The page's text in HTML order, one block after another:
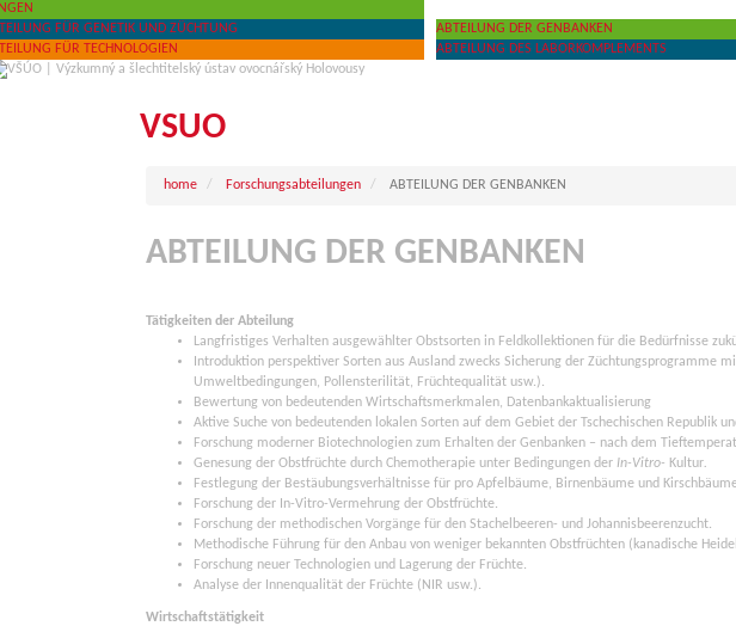
FÜR GENETIK UND ZÜCHTUNG ABTEILUNG DER GENBANKEN
FÜR TECHNOLOGIEN
ABTEILUNG DES LABORKOMPLEMENTS
VSUO
home Forschungsabteilungen ABTEILUNG DER GENBANKEN
ABTEILUNG DER GENBANKEN
Tätigkeiten der Abteilung
Langfristiges Verhalten ausgewählter Obstsorten in Feldkollektionen für die Bedürfnisse
Introduktion perspektiver Sorten aus Ausland zwecks Sicherung der
Umweltbedingungen, Pollensterilität, Früchtequalität usw.).
Bewertung von bedeutenden Wirtschaftsmerkmalen, Datenbankaktualisierung
Aktive Suche von bedeutenden lokalen Sorten auf dem Gebiet der Tschechischen Republik
Forschung moderner Biotechnologien zum Erhalten der Genbanken – nach dem
Genesung der Obstfrüchte durch Chemotherapie unter Bedingungen der In-Vitro- Kultur.
Festlegung der Bestäubungsverhältnisse für pro Apfelbäume, Birnenbäume und
Forschung der In-Vitro-Vermehrung der Obstfrüchte.
Forschung der methodischen Vorgänge für den Stachelbeeren- und Johannisbeerenzucht.
Methodische Führung für den Anbau von weniger bekannten Obstfrüchten (kanadische
Forschung neuer Technologien und Lagerung der Früchte.
Analyse der Innenqualität der Früchte (NIR usw.).
Wirtschaftstätigkeit